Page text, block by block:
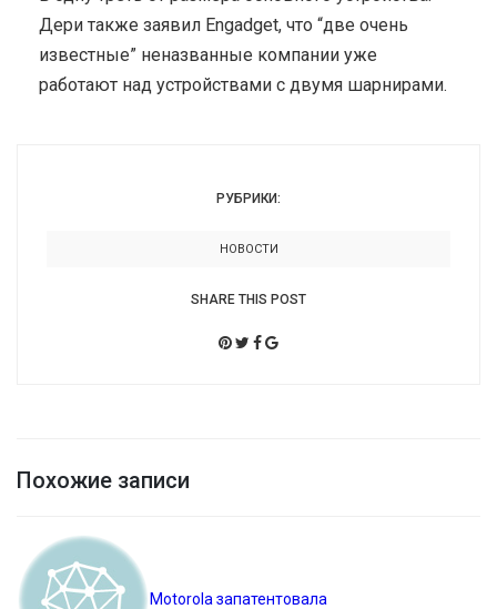
Дери также заявил Engadget, что “две очень
известные” неназванные компании уже
работают над устройствами с двумя шарнирами.
РУБРИКИ:
НОВОСТИ
SHARE THIS POST
Похожие записи
Motorola запатентовала